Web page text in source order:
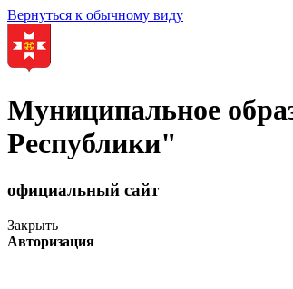
Вернуться к обычному виду
Муниципальное
Республики"
официальный сайт
Закрыть
Авторизация